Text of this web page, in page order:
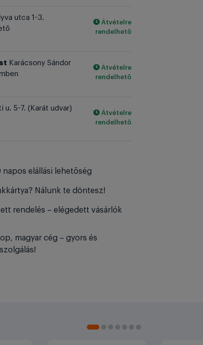
utca 1-3.
Átvételre
rendelhető
Karácsony Sándor
Átvételre
rendelhető
u. 5-7. (Karát udvar)
Átvételre
rendelhető
elállási lehetőség
Nálunk te döntesz!
rendelés – elégedett vásárlók
magyar cég – gyors és